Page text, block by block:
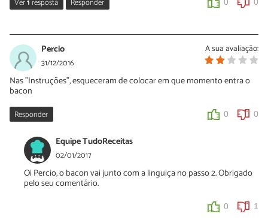
Ver1resposta Responder
14/12/2017
Obrigada, Filipa! Depois suba fotografia do resultado final :)
0
A sua avaliação:
Percio
31/12/2016
Nas "Instruções", esqueceram de colocar em que momento entra o
bacon
Responder 0 0
Equipe TudoReceitas
02/01/2017
Oi Percio, o bacon vai junto com a linguiça no passo 2. Obrigado
pelo seu comentário.
0 1